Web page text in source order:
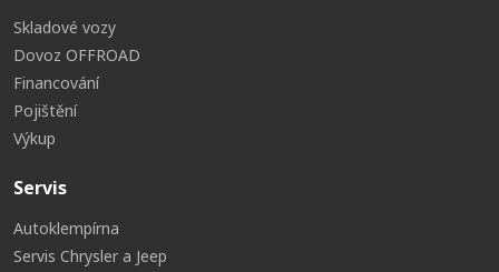
Skladové vozy
Dovoz OFFROAD
Financování
Pojištění
Výkup
Servis
Autoklempírna
Servis Chrysler a Jeep